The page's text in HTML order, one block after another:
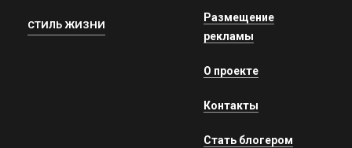
СТИЛЬ ЖИЗНИ
Размещение
рекламы
О проекте
Контакты
Стать блогером